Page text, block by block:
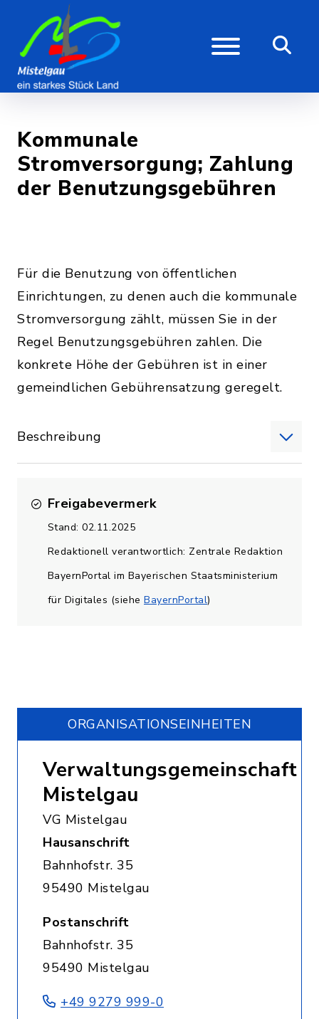
Kommunale
Stromversorgung; Zahlung
der Benutzungsgebühren
Für die Benutzung von öffentlichen
Einrichtungen, zu denen auch die kommunale
Stromversorgung zählt, müssen Sie in der
Regel Benutzungsgebühren zahlen. Die
konkrete Höhe der Gebühren ist in einer
gemeindlichen Gebührensatzung geregelt.
Beschreibung
Freigabevermerk
Stand: 02.11.2025
Redaktionell verantwortlich: Zentrale Redaktion
BayernPortal im Bayerischen Staatsministerium
für Digitales (siehe BayernPortal)
ORGANISATIONS­EINHEITEN
Verwaltungsgemeinschaft
Mistelgau
VG Mistelgau
Hausanschrift
Bahnhofstr. 35
95490 Mistelgau
Postanschrift
Bahnhofstr. 35
95490 Mistelgau
+49 9279 999-0